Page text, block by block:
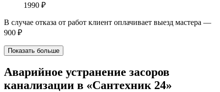
1990 ₽
В случае отказа от работ клиент оплачивает выезд мастера —
900 ₽
Показать больше
Аварийное устранение засоров
канализации в «Сантехник 24»